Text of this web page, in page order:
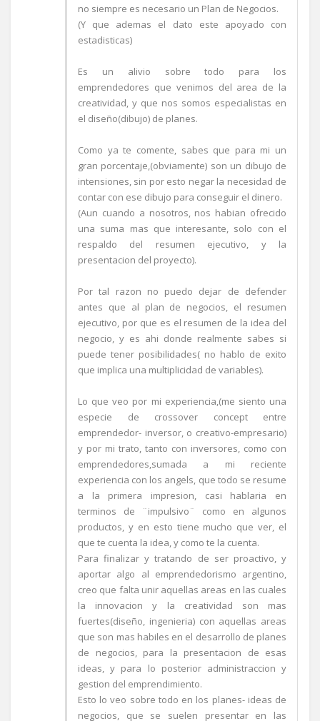
no siempre es necesario un Plan de Negocios.
(Y que ademas el dato este apoyado con
estadisticas)
Es un alivio sobre todo para los
emprendedores que venimos del area de la
creatividad, y que nos somos especialistas en
el diseño(dibujo) de planes.
Como ya te comente, sabes que para mi un
gran porcentaje,(obviamente) son un dibujo de
intensiones, sin por esto negar la necesidad de
contar con ese dibujo para conseguir el dinero.
(Aun cuando a nosotros, nos habian ofrecido
una suma mas que interesante, solo con el
respaldo del resumen ejecutivo, y la
presentacion del proyecto).
Por tal razon no puedo dejar de defender
antes que al plan de negocios, el resumen
ejecutivo, por que es el resumen de la idea del
negocio, y es ahi donde realmente sabes si
puede tener posibilidades( no hablo de exito
que implica una multiplicidad de variables).
Lo que veo por mi experiencia,(me siento una
especie de crossover concept entre
emprendedor- inversor, o creativo-empresario)
y por mi trato, tanto con inversores, como con
emprendedores,sumada a mi reciente
experiencia con los angels, que todo se resume
a la primera impresion, casi hablaria en
terminos de ¨impulsivo¨ como en algunos
productos, y en esto tiene mucho que ver, el
que te cuenta la idea, y como te la cuenta.
Para finalizar y tratando de ser proactivo, y
aportar algo al emprendedorismo argentino,
creo que falta unir aquellas areas en las cuales
la innovacion y la creatividad son mas
fuertes(diseño, ingenieria) con aquellas areas
que son mas habiles en el desarrollo de planes
de negocios, para la presentacion de esas
ideas, y para lo posterior administraccion y
gestion del emprendimiento.
Esto lo veo sobre todo en los planes- ideas de
negocios, que se suelen presentar en las